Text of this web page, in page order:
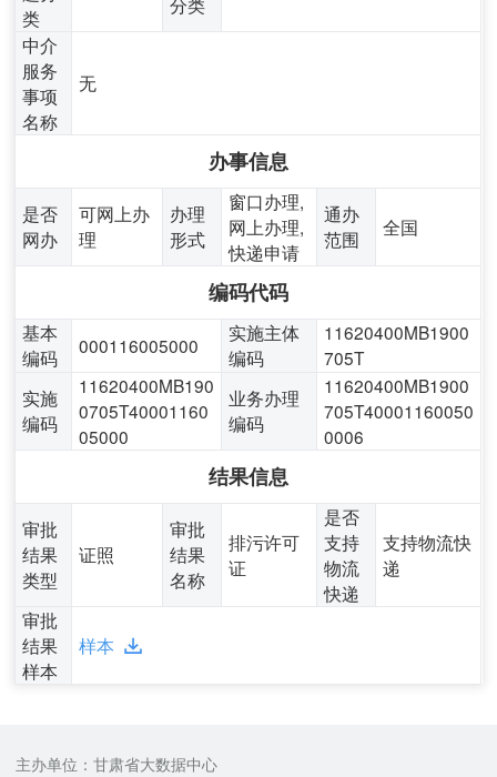
类
中介
服务
事项
名称
无
办事信息
是否
网办
可网上办
理
办理
形式
窗口办理,
网上办理,
快递申请
通办
范围
全国
编码代码
基本
编码
000116005000
实施主体
编码
11620400MB1900
705T
实施
编码
11620400MB190
0705T40001160
05000
业务办理
编码
11620400MB1900
705T40001160050
0006
结果信息
审批
结果
类型
证照
审批
结果
名称
排污许可
证
是否
支持
物流
快递
支持物流快
递
审批
结果
样本
样本
主办单位：甘肃省大数据中心